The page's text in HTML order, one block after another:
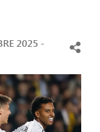
2025 -